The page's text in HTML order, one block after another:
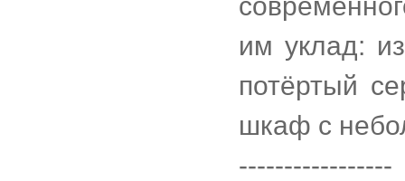
им уклад:
потёртый
шкаф с
-----------------